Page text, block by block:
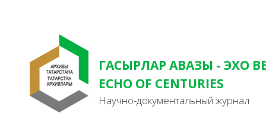
ГАСЫРЛАР АВАЗЫ - ЭХО
ECHO OF CENTURIES
Научно-документальный журнал